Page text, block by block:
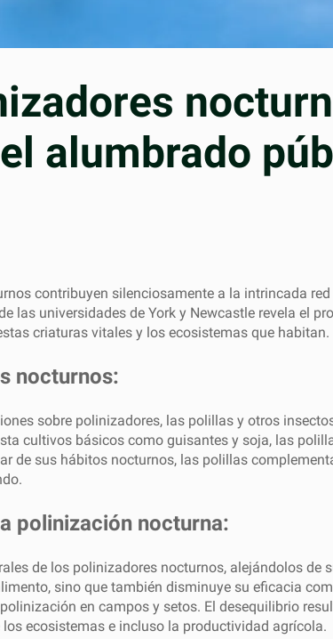
alumbrado
contribuyen silenciosamente a la intrincada
las universidades de York y Newcastle revela el
criaturas vitales y los ecosistemas que habitan.
nocturnos:
sobre polinizadores, las polillas y otros
cultivos básicos como guisantes y soja, las
de sus hábitos nocturnos, las polillas
polinización nocturna:
de los polinizadores nocturnos, alejándolos de
sino que también disminuye su eficacia
en campos y setos. El desequilibrio
ecosistemas e incluso la productividad agrícola.